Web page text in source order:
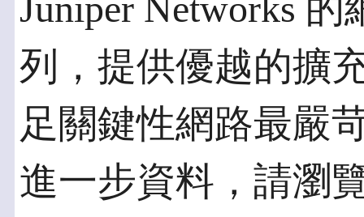
Juniper Networks
列，提供優越的擴
足關鍵性網路最嚴
進一步資料，請瀏